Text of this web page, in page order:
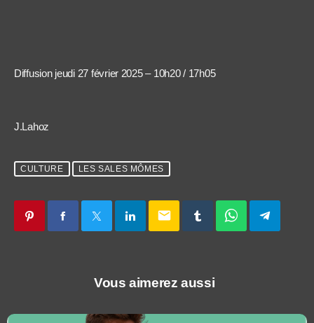
Diffusion jeudi 27 février 2025 – 10h20 / 17h05
J.Lahoz
CULTURE LES SALES MÔMES
email
Vous aimerez aussi